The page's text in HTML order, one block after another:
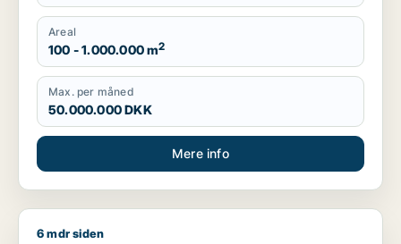
Areal
100 - 1.000.000 m2
Max. per måned
50.000.000 DKK
Mere info
T søger værksted til salg i Region Sjælland
6 mdr siden